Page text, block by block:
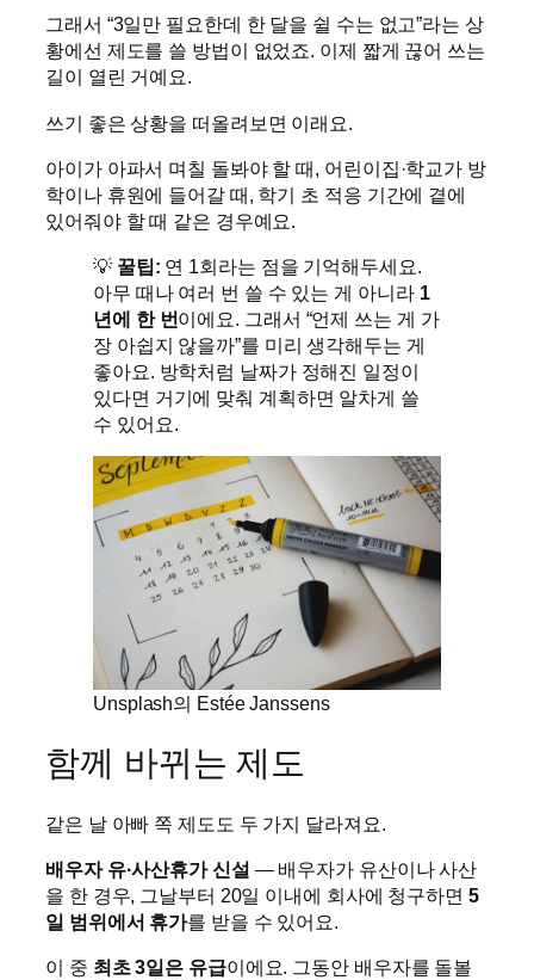
그래서 “3일만 필요한데 한 달을 쉴 수는 없고”라는 상
황에선 제도를 쓸 방법이 없었죠. 이제 짧게 끊어 쓰는
길이 열린 거예요.
쓰기 좋은 상황을 떠올려보면 이래요.
아이가 아파서 며칠 돌봐야 할 때, 어린이집·학교가 방
학이나 휴원에 들어갈 때, 학기 초 적응 기간에 곁에
있어줘야 할 때 같은 경우예요.
💡 꿀팁: 연 1회라는 점을 기억해두세요.
아무 때나 여러 번 쓸 수 있는 게 아니라 1
년에 한 번이에요. 그래서 “언제 쓰는 게 가
장 아쉽지 않을까”를 미리 생각해두는 게
좋아요. 방학처럼 날짜가 정해진 일정이
있다면 거기에 맞춰 계획하면 알차게 쓸
수 있어요.
Unsplash의 Estée Janssens
함께 바뀌는 제도
같은 날 아빠 쪽 제도도 두 가지 달라져요.
배우자 유·사산휴가 신설 — 배우자가 유산이나 사산
을 한 경우, 그날부터 20일 이내에 회사에 청구하면 5
일 범위에서 휴가를 받을 수 있어요.
이 중 최초 3일은 유급이에요. 그동안 배우자를 돌볼